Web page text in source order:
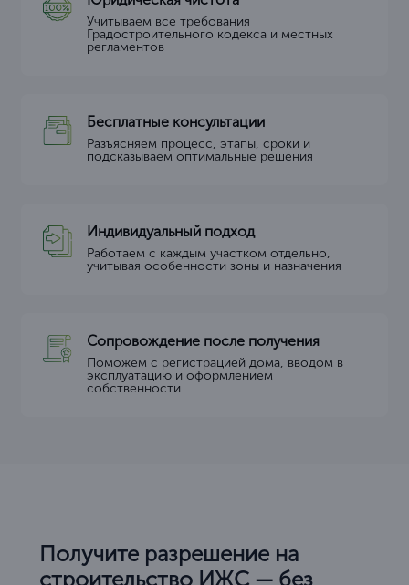
Учитываем все требования
Градостроительного кодекса и местных
регламентов
Бесплатные консультации
Разъясняем процесс, этапы, сроки и
подсказываем оптимальные решения
Индивидуальный подход
Работаем с каждым участком отдельно,
учитывая особенности зоны и назначения
Сопровождение после получения
Поможем с регистрацией дома, вводом в
эксплуатацию и оформлением
собственности
Получите разрешение на
строительство ИЖС — без